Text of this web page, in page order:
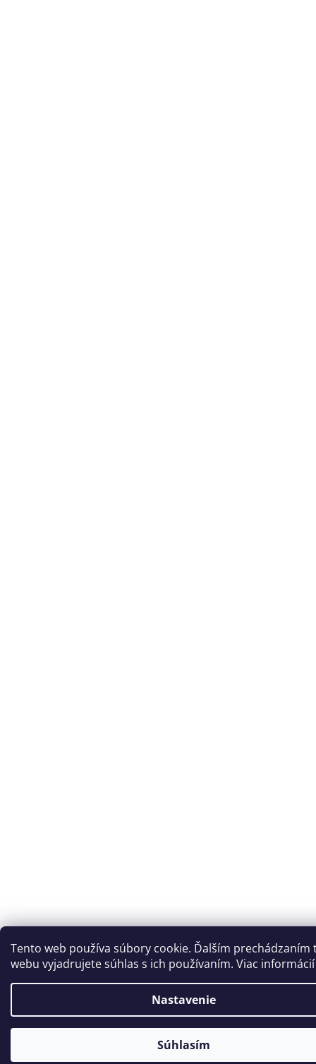
Tento web používa súbory cookie. Ďalším prechádzaním
webu vyjadrujete súhlas s ich používaním. Viac
Nastavenie
Súhlasím
🌡️ Z dôvodu vysokých teplôt bude naša predajňa od 5. 8. do 7. 8.